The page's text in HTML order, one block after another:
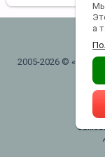
2005-2026 ©
Мы
а